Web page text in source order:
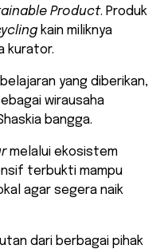
Product. Produk
kain miliknya
kurator.
yang diberikan,
wirausaha
bangga.
melalui ekosistem
terbukti mampu
agar segera naik
dari berbagai pihak